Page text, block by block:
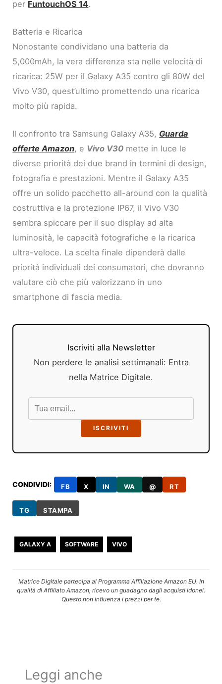
per FuntouchOS 14.
Batteria e Ricarica
Nonostante condividano una batteria da
5,000mAh, la vera differenza sta nelle velocità di
ricarica: 25W per il Galaxy A35 contro gli 80W del
Vivo V30, quest’ultimo promettendo una ricarica
molto più rapida.
Il confronto tra Samsung Galaxy A35, Guarda
offerteAmazon, e Vivo V30 mette in luce le
diverse priorità dei due brand in termini di design,
fotografia e prestazioni. Mentre il Galaxy A35
offre un solido pacchetto all-around con la qualità
costruttiva e la protezione IP67, il Vivo V30
sembra spiccare per il suo display ad alta
luminosità, le capacità fotografiche e la ricarica
ultra-veloce. La scelta finale dipenderà dalle
priorità individuali dei consumatori, che dovranno
valutare ciò che più valorizzano in uno
smartphone di fascia media.
Iscriviti alla Newsletter
Non perdere le analisi settimanali: Entra
nella Matrice Digitale.
ISCRIVITI
CONDIVIDI: FB X IN WA @ RT
TG STAMPA
GALAXY A SOFTWARE VIVO
Matrice Digitale partecipa al Programma Affiliazione Amazon EU. In
qualità di Affiliato Amazon, ricevo un guadagno dagli acquisti idonei.
Questo non influenza i prezzi per te.
Leggi anche